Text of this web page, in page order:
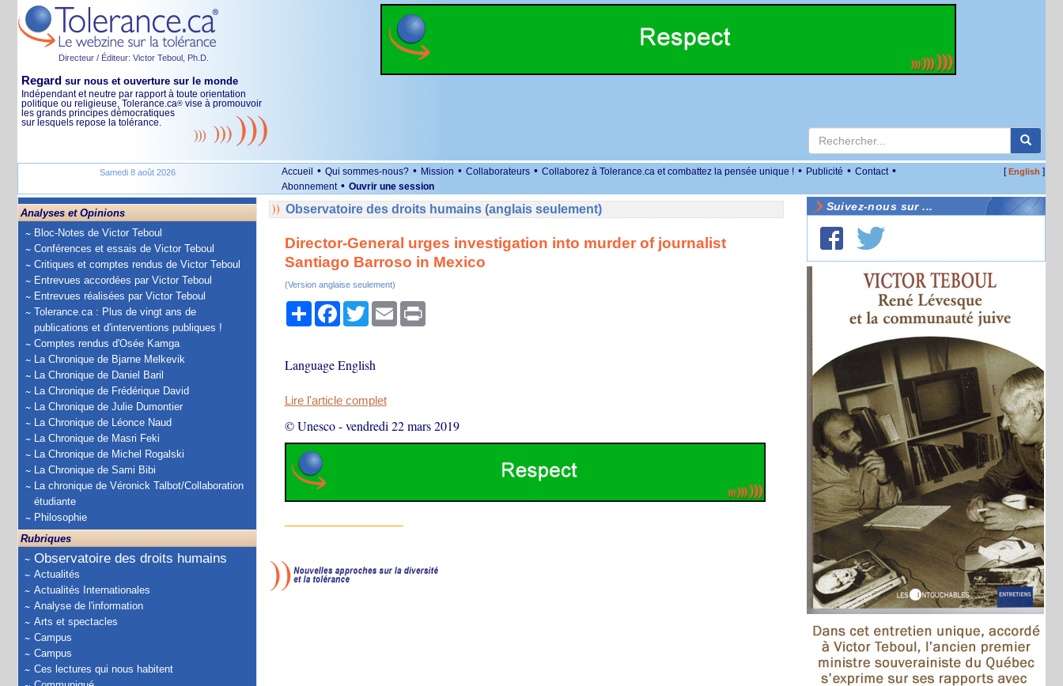
Directeur / Éditeur: Victor Teboul, Ph.D.
Regard sur nous et ouverture sur le monde
Indépendant et neutre par rapport à toute orientation
politique ou religieuse, Tolerance.ca® vise à promouvoir
les grands principes démocratiques
sur lesquels repose la tolérance.
Samedi 8 août 2026 Accueil • Qui sommes-nous? • Mission • Collaborateurs • Collaborez à Tolerance.ca et combattez la pensée unique ! • Publicité • Contact •
Abonnement • Ouvrir une session
[English ]
Analyses et Opinions
Bloc-Notes de Victor Teboul
Conférences et essais de Victor Teboul
Critiques et comptes rendus de Victor Teboul
Entrevues accordées par Victor Teboul
Entrevues réalisées par Victor Teboul
Tolerance.ca : Plus de vingt ans de
publications et d'interventions publiques !
Comptes rendus d'Osée Kamga
La Chronique de Bjarne Melkevik
La Chronique de Daniel Baril
La Chronique de Frédérique David
La Chronique de Julie Dumontier
La Chronique de Léonce Naud
La Chronique de Masri Feki
La Chronique de Michel Rogalski
La Chronique de Sami Bibi
La chronique de Véronick Talbot/Collaboration
étudiante
Philosophie
Rubriques
Observatoire des droits humains
Actualités
Actualités Internationales
Analyse de l'information
Arts et spectacles
Campus
Campus
Ces lectures qui nous habitent
Observatoire des droits humains (anglais seulement)
Director-General urges investigation into murder of journalist
Santiago Barroso in Mexico
(Version anglaise seulement)
PartagerFacebook
TwitterEmail Print
Language English
Lire l'article complet
© Unesco-vendredi 22 mars 2019
Suivez-nous sur ...